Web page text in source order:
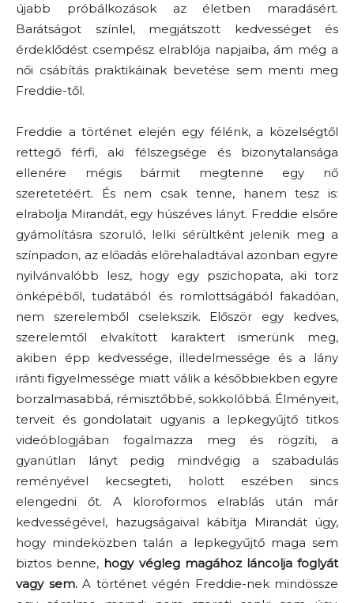
újabb próbálkozások az életben maradásért.
Barátságot színlel, megjátszott kedvességet és
érdeklődést csempész elrablója napjaiba, ám még a
női csábítás praktikáinak bevetése sem menti meg
Freddie-től.
Freddie a történet elején egy félénk, a közelségtől
rettegő férfi, aki félszegsége és bizonytalansága
ellenére mégis bármit megtenne egy nő
szeretetéért. És nem csak tenne, hanem tesz is:
elrabolja Mirandát, egy húszéves lányt. Freddie elsőre
gyámolításra szoruló, lelki sérültként jelenik meg a
színpadon, az előadás előrehaladtával azonban egyre
nyilvánvalóbb lesz, hogy egy pszichopata, aki torz
önképéből, tudatából és romlottságából fakadóan,
nem szerelemből cselekszik. Először egy kedves,
szerelemtől elvakított karaktert ismerünk meg,
akiben épp kedvessége, illedelmessége és a lány
iránti figyelmessége miatt válik a későbbiekben egyre
borzalmasabbá, rémisztőbbé, sokkolóbbá. Élményeit,
terveit és gondolatait ugyanis a lepkegyűjtő titkos
videóblogjában fogalmazza meg és rögzíti, a
gyanútlan lányt pedig mindvégig a szabadulás
reményével kecsegteti, holott eszében sincs
elengedni őt. A kloroformos elrablás után már
kedvességével, hazugságaival kábítja Mirandát úgy,
hogy mindeközben talán a lepkegyűjtő maga sem
biztos benne, hogy végleg magához láncolja foglyát
vagy sem.A történet végén Freddie-nek mindössze